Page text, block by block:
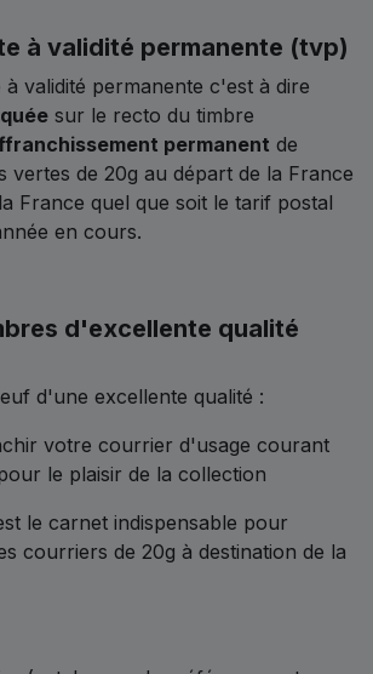
à validité permanente (tvp)
validité permanente c'est à dire
sur le recto du timbre
permanent de
vertes de 20g au départ de la France
France quel que soit le tarif postal
en cours.
d'excellente qualité
d'une excellente qualité :
votre courrier d'usage courant
le plaisir de la collection
le carnet indispensable pour
courriers de 20g à destination de la